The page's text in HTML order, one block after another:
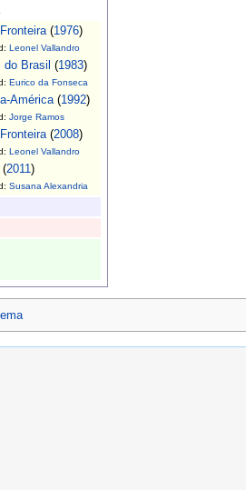
(1976)
Leonel Vallandro
do Brasil (1983)
Eurico da Fonseca
América(1992)
Jorge Ramos
(2008)
Leonel Vallandro
2011)
Susana Alexandria